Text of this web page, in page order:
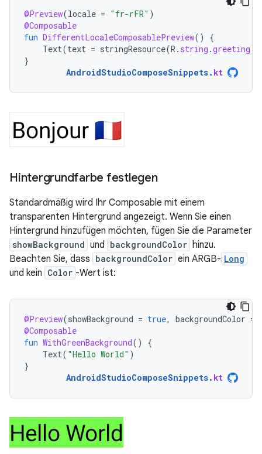
@Preview(locale = "fr-rFR" )
@Composable
fun DifferentLocaleComposablePreview()
{
Text(text = stringResource(R . string .greeting))
}
AndroidStudioComposeSnippets. kt
Hintergrundfarbe festlegen
Standardmäßig wird Ihr Composable mit einem
transparenten Hintergrund angezeigt. Wenn Sie einen
Hintergrund hinzufügen möchten, fügen Sie die Parameter
showBackground und backgroundColor hinzu.
Beachten Sie, dass backgroundColor ein ARGB- Long
und kein Color -Wert ist:
@Preview(showBackground = true, backgroundColor =
@Composable
fun WithGreenBackground()
{
Text( "Hello World" )
}
AndroidStudioComposeSnippets. kt